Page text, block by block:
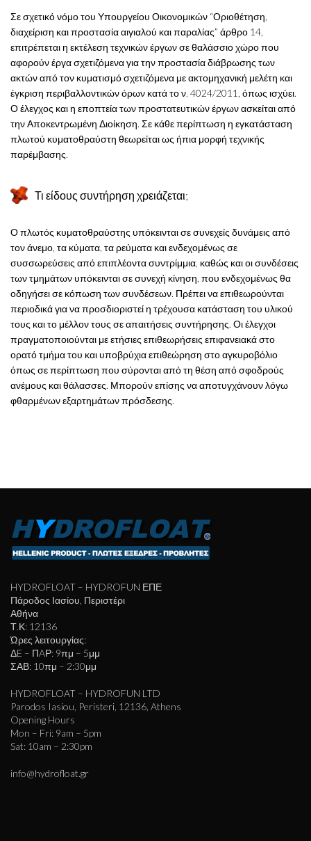
Σε σχετικό νόμο του Υπουργείου Οικονομικών “Οριοθέτηση,
διαχείριση και προστασία αιγιαλού και παραλίας” άρθρο 14,
επιτρέπεται η εκτέλεση τεχνικών έργων σε θαλάσσιο χώρο που
αφορούν έργα σχετιζόμενα για την προστασία διάβρωσης των
ακτών από τον κυματισμό σχετιζόμενα με ακτομηχανική μελέτη και
έγκριση περιβαλλοντικών όρων κατά το ν. 4024/2011, όπως ισχύει.
Ο έλεγχος και η εποπτεία των προστατευτικών έργων ασκείται από
την Αποκεντρωμένη Διοίκηση. Σε κάθε περίπτωση η εγκατάσταση
πλωτού κυματοθραύστη θεωρείται ως ήπια μορφή τεχνικής
παρέμβασης.
Τι είδους συντήρηση χρειάζεται;
Ο πλωτός κυματοθραύστης υπόκεινται σε συνεχείς δυνάμεις από
τον άνεμο, τα κύματα, τα ρεύματα και ενδεχομένως σε
συσσωρεύσεις από επιπλέοντα συντρίμμια, καθώς και οι συνδέσεις
των τμημάτων υπόκεινται σε συνεχή κίνηση, που ενδεχομένως θα
οδηγήσει σε κόπωση των συνδέσεων. Πρέπει να επιθεωρούνται
περιοδικά για να προσδιοριστεί η τρέχουσα κατάσταση του υλικού
τους και το μέλλον τους σε απαιτήσεις συντήρησης. Οι έλεγχοι
πραγματοποιούνται με ετήσιες επιθεωρήσεις επιφανειακά στο
ορατό τμήμα του και υποβρύχια επιθεώρηση στο αγκυροβόλιο
όπως σε περίπτωση που σύρονται από τη θέση από σφοδρούς
ανέμους και θάλασσες. Μπορούν επίσης να αποτυγχάνουν λόγω
φθαρμένων εξαρτημάτων πρόσδεσης.
HYDROFLOAT – HYDROFUN ΕΠΕ
Πάροδος Ιασίου, Περιστέρι
Αθήνα
Τ.Κ: 12136
Ώρες λειτουργίας:
ΔE – ΠAΡ: 9πμ – 5μμ
ΣΑΒ: 10πμ – 2:30μμ
HYDROFLOAT – HYDROFUN LTD
Parodos Iasiou, Peristeri, 12136, Athens
Opening Hours
Mon – Fri: 9am – 5pm
Sat: 10am – 2:30pm
info@hydrofloat.gr